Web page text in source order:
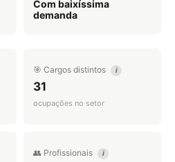
Com baixíssima
demanda
🎯 Cargos distintos i
31
ocupações no setor
👥 Profissionais i